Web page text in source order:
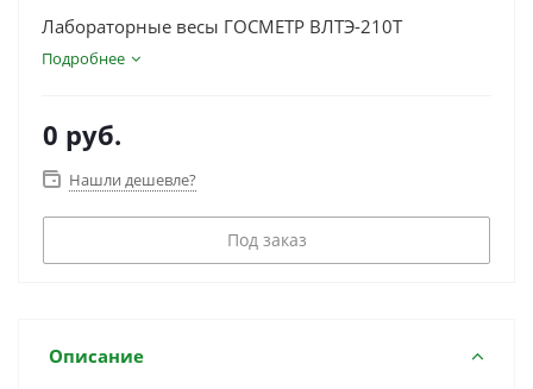
Лабораторные весы ГОСМЕТР ВЛТЭ-210Т
Подробнее
0 руб.
Нашли дешевле?
Под заказ
Описание